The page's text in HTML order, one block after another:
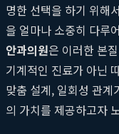
명한 선택을 하기 위해
을 얼마나 소중히 다루
안과의원은 이러한 본
기계적인 진료가 아닌
맞춤 설계, 일회성 관계
의 가치를 제공하고자